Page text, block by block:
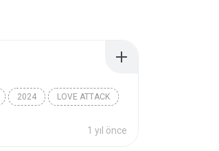
2024 LOVE ATTACK
1 yıl önce